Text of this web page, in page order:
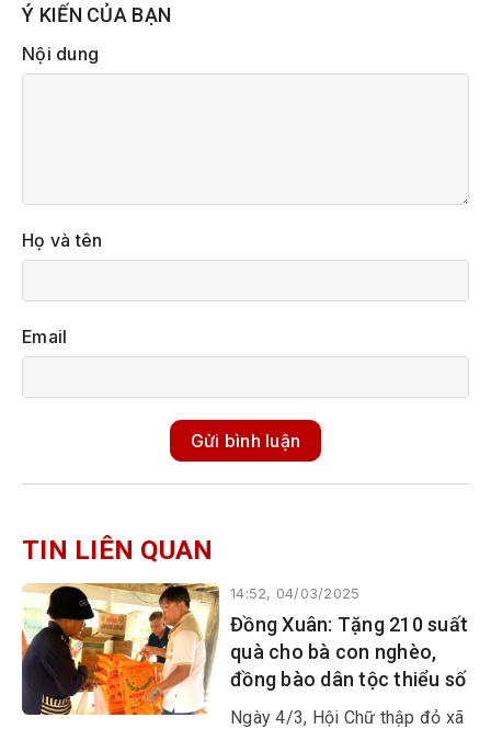
Ý KIẾN CỦA BẠN
Nội dung
Họ và tên
Email
Gửi bình luận
TIN LIÊN QUAN
14:52, 04/03/2025
Đồng Xuân: Tặng 210 suất
quà cho bà con nghèo,
đồng bào dân tộc thiểu số
Ngày 4/3, Hội Chữ thập đỏ xã